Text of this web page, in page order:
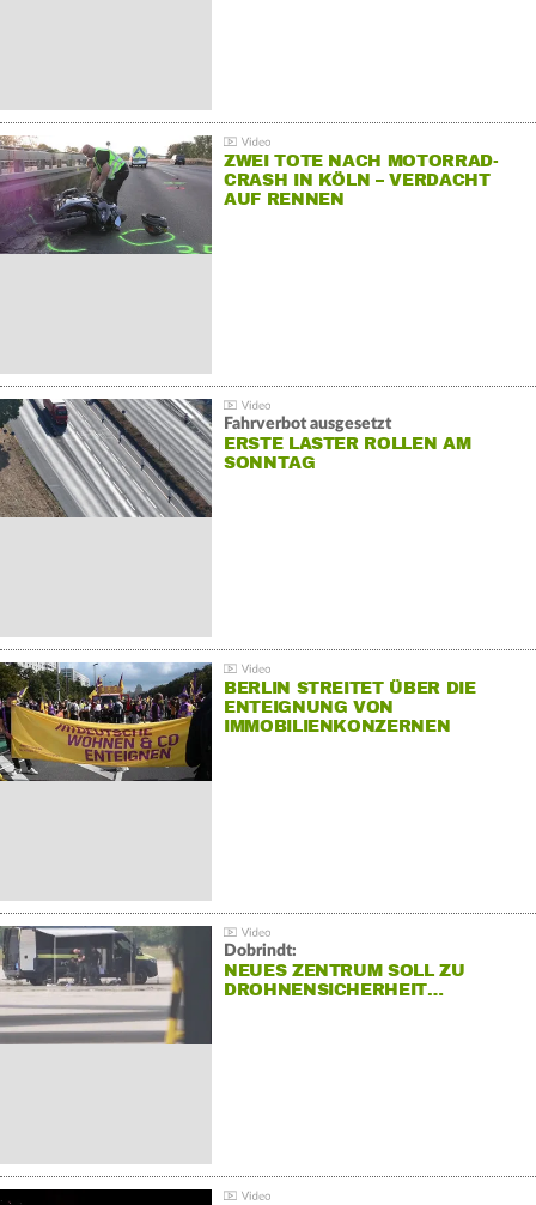
ZWEI TOTE NACH MOTORRAD-
CRASH IN KÖLN – VERDACHT
AUF RENNEN
Fahrverbot ausgesetzt
ERSTE LASTER ROLLEN AM
SONNTAG
BERLIN STREITET ÜBER DIE
ENTEIGNUNG VON
IMMOBILIENKONZERNEN
Dobrindt:
NEUES ZENTRUM SOLL ZU
DROHNENSICHERHEIT…